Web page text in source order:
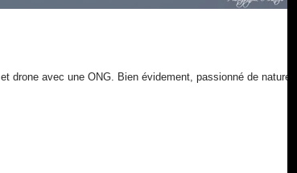
drone avec une ONG. Bien évidement, passionné de nature je